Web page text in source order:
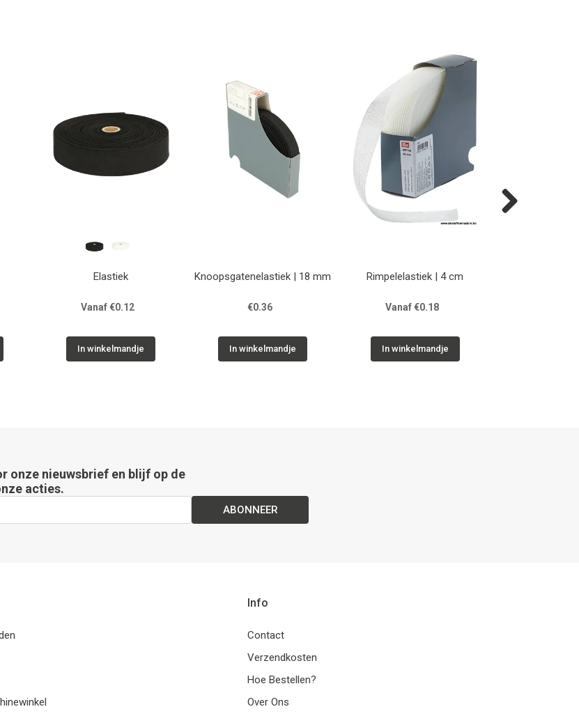
Elastiek
Vanaf €0.12
In winkelmandje
Knoopsgatenelastiek | 18 mm
€0.36
In winkelmandje
Rimpelelastiek | 4 cm
Vanaf €0.18
In winkelmandje
onze nieuwsbrief en blijf op de
acties.
ABONNEER
Info
Contact
Verzendkosten
Hoe Bestellen?
Over Ons